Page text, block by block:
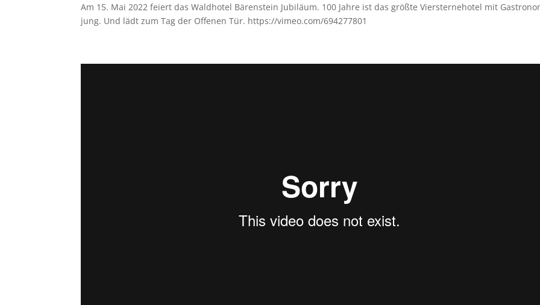
Am 15. Mai 2022 feiert das Waldhotel Bärenstein Jubiläum. 100 Jahre ist das größte Viersternehotel mit
jung. Und lädt zum Tag der Offenen Tür. https://vimeo.com/694277801